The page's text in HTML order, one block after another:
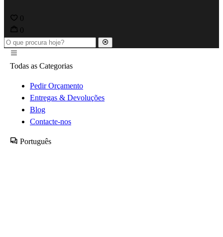
0
0
Todas as Categorias
Pedir Orçamento
Entregas & Devoluções
Blog
Contacte-nos
Português